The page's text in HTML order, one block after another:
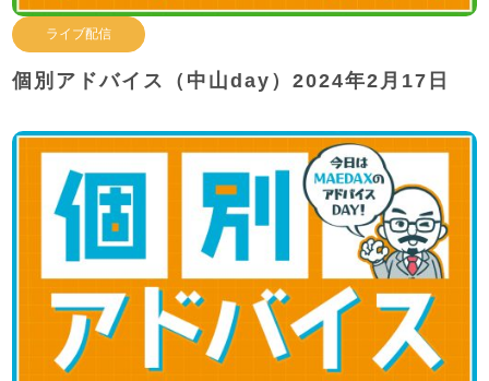
ライブ配信
個別アドバイス（中山day）2024年2月17日